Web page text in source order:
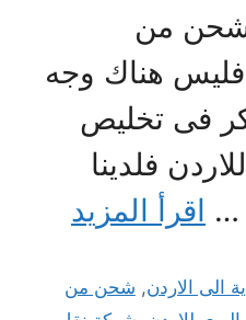
من
هناك وجه
تخليص
فلدينا
اقرأ المزيد
,شحن من